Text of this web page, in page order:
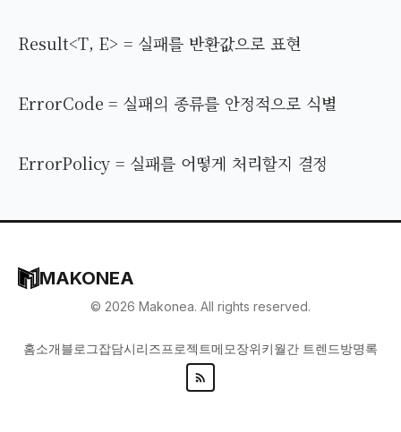
Result<T, E> = 실패를 반환값으로 표현
ErrorCode = 실패의 종류를 안정적으로 식별
ErrorPolicy = 실패를 어떻게 처리할지 결정
MAKONEA
© 2026 Makonea. All rights reserved.
홈소개블로그잡담시리즈프로젝트메모장위키월간 트렌드방명록